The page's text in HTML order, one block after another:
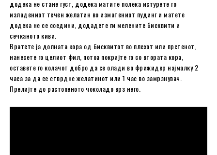
додека не стане густ, додека матите полека истурете го
изладениот течен желатин во изматениот пудинг и матете
додека не се соедини, додадете ги мелените бисквити и
сечканото киви.
Вратете ја долната кора од бисквитот во плехот или прстенот,
нанесете го целиот фил, потоа покријте го со втората кора,
оставете го колачот добро да се олади во фрижидер најмалку 2
часа за да се стврдне желатинот или 1 час во замрзнувач.
Прелијте до растопеното чоколадо врз него.